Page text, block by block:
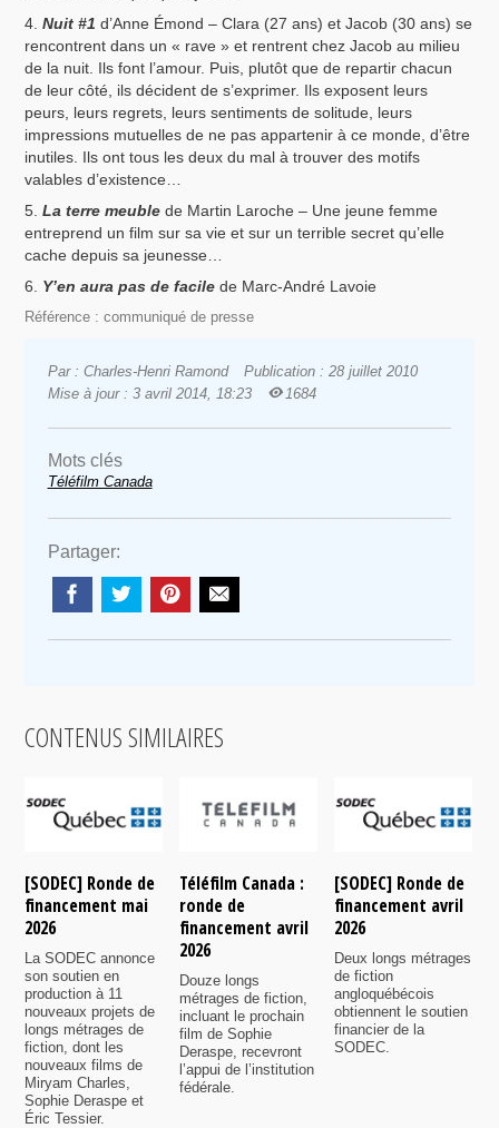
Nuit #1 d’Anne Émond – Clara (27 ans) et Jacob (30 ans) se
rencontrent dans un « rave » et rentrent chez Jacob au milieu
de la nuit. Ils font l’amour. Puis, plutôt que de repartir chacun
de leur côté, ils décident de s’exprimer. Ils exposent leurs
peurs, leurs regrets, leurs sentiments de solitude, leurs
impressions mutuelles de ne pas appartenir à ce monde, d’être
inutiles. Ils ont tous les deux du mal à trouver des motifs
valables d’existence…
La terre meuble de Martin Laroche – Une jeune femme
entreprend un film sur sa vie et sur un terrible secret qu’elle
cache depuis sa jeunesse…
Y’en aura pas de facile de Marc-André Lavoie
Référence : communiqué de presse
Par : Charles-Henri Ramond
Publication : 28 juillet 2010
Mise à jour : 3 avril 2014, 18:23
1684
Mots clés
Téléfilm Canada
Partager:
CONTENUS SIMILAIRES
[SODEC] Ronde de
financement mai
2026
La SODEC annonce
son soutien en
production à 11
nouveaux projets de
longs métrages de
fiction, dont les
nouveaux films de
Miryam Charles,
Sophie Deraspe et
Éric Tessier.
Téléfilm Canada :
ronde de
financement avril
2026
Douze longs
métrages de fiction,
incluant le prochain
film de Sophie
Deraspe, recevront
l’appui de l’institution
fédérale.
[SODEC] Ronde de
financement avril
2026
Deux longs métrages
de fiction
angloquébécois
obtiennent le soutien
financier de la
SODEC.